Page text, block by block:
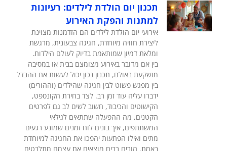
תכנון יום הולדת לילדים: רעיונות
למתנות והפקת האירוע
אירועי יום הולדת לילדים הם הזדמנות מצוינת
ליצירת חוויה מיוחדת, חגיגה צבעונית, מרגשת
ומלאת דמיון שמותאמת בדיוק לעולם הילדות.
בין אם מדובר באירוע מצומצם בבית או במסיבה
מושקעת באולם, תכנון נכון יכול לעשות את ההבדל
בין מפגש פשוט לבין חגיגה שהילדים (וההורים)
ידברו עליה עוד זמן רב. לצד בחירת הקונספט,
הקישוטים והכיבוד, חשוב לשים לב גם לפרטים
הקטנים, מה ההפעלה שתתאים לגילאי
המשתתפים, איך בונים לוח זמנים שמונע רגעים
מתים ואילו הפתעות יהפכו את החגיגה למיוחדת
באמת. הורים רבים מוצאים את עצמם מתלבטים